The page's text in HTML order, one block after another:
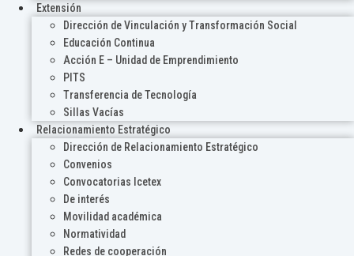
Extensión
Dirección de Vinculación y Transformación Social
Educación Continua
Acción E – Unidad de Emprendimiento
PITS
Transferencia de Tecnología
Sillas Vacías
Relacionamiento Estratégico
Dirección de Relacionamiento Estratégico
Convenios
Convocatorias Icetex
De interés
Movilidad académica
Normatividad
Redes de cooperación